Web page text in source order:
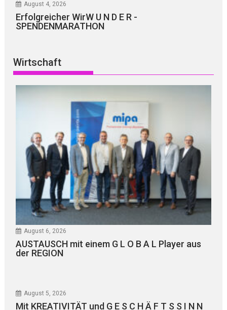
August 4, 2026
Erfolgreicher WirW U N D E R -
SPENDENMARATHON
Wirtschaft
August 6, 2026
AUSTAUSCH mit einem G L O B A L Player aus
der REGION
August 5, 2026
Mit KREATIVITÄT und G E S C H Ä F T S S I N N